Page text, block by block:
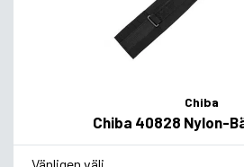
Chiba
Chiba 40828 Nylon-
* Smakvariant